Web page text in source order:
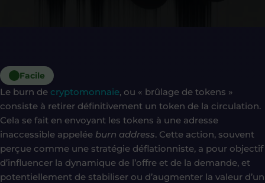
Facile
Le burn de cryptomonnaie, ou « brûlage de tokens »
consiste à retirer définitivement un token de la circulation.
Cela se fait en envoyant les tokens à une adresse
inaccessible appelée burn address. Cette action, souvent
perçue comme une stratégie déflationniste, a pour objectif
d’influencer la dynamique de l’offre et de la demande, et
potentiellement de stabiliser ou d’augmenter la valeur d’un